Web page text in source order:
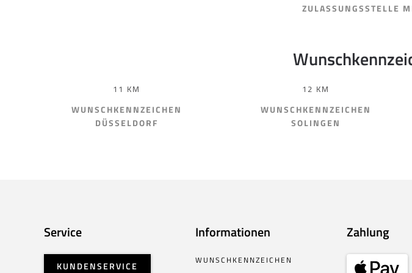
ZULASSUNGSSTELLE
11 KM
WUNSCHKENNZEICHEN
DÜSSELDORF
12 KM
WUNSCHKENNZEICHEN
SOLINGEN
Service
KUNDENSERVICE
Informationen
WUNSCHKENNZEICHEN
Zahlung